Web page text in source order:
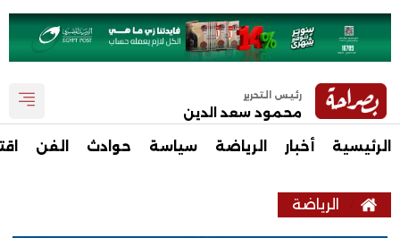
رئيس التحرير
محمود سعد الدين
الرئيسية أخبار الرياضة سياسة حوادث الفن
الرياضة